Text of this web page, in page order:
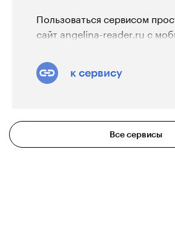
Пользоваться сервисом
сайт angelina-reader.ru с
страницы с текстом на Брайле
распознать его.
распознавать
русский, английский
к сервису
Все сервисы